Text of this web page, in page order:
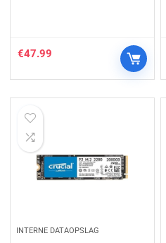
€47.99
INTERNE DATAOPSLAG